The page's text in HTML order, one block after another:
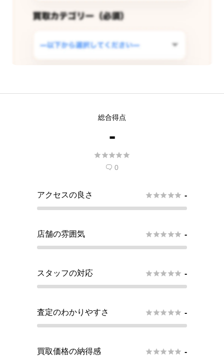
トする
人 がこの店舗での査定受付開始を希
望しています。
総合得点
-

 0
アクセスの良さ  -
店舗の雰囲気  -
スタッフの対応  -
査定のわかりやすさ  -
買取価格の納得感  -